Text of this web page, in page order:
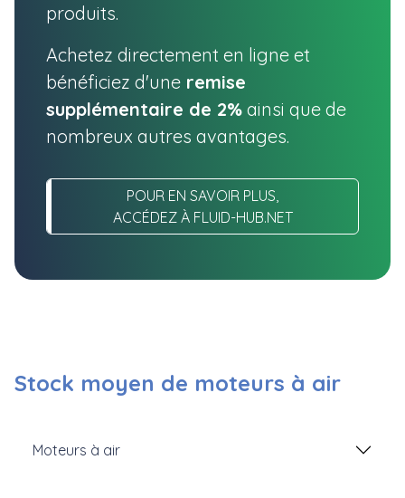
produits.
Achetez directement en ligne et
bénéficiez d'une remise
supplémentaire de 2% ainsi que de
nombreux autres avantages.
POUR EN SAVOIR PLUS,
ACCÉDEZ À FLUID-HUB.NET
Stock moyen de moteurs à air
Moteurs à air